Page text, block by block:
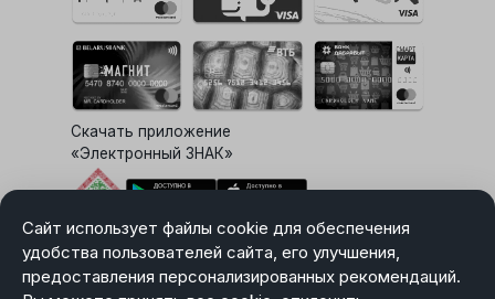
Сайт использует файлы cookie для обеспечения
удобства пользователей сайта, его улучшения,
предоставления персонализированных рекомендаций.
Скачать приложение
«Электронный ЗНАК»
Выбор настроек Cookie